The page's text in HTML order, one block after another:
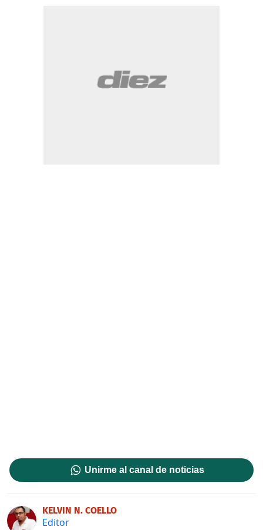
Unirme al canal de noticias
KELVIN N. COELLO
Editor